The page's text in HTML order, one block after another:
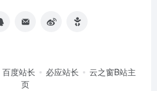
百度站长 必应站长
云之窗B站主
页